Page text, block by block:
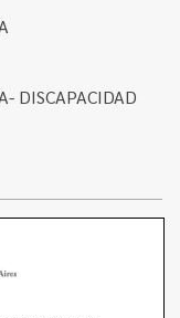
DISCAPACIDAD